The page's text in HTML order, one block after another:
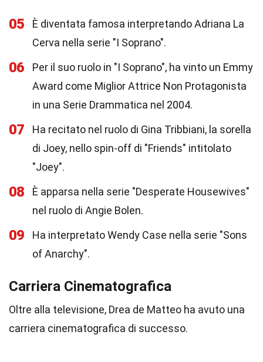
05
È diventata famosa interpretando Adriana La
Cerva nella serie "I Soprano".
06
Per il suo ruolo in "I Soprano", ha vinto un Emmy
Award come Miglior Attrice Non Protagonista
in una Serie Drammatica nel 2004.
07
Ha recitato nel ruolo di Gina Tribbiani, la sorella
di Joey, nello spin-off di "Friends" intitolato
"Joey".
08
È apparsa nella serie "Desperate Housewives"
nel ruolo di Angie Bolen.
09
Ha interpretato Wendy Case nella serie "Sons
of Anarchy".
Carriera Cinematografica
Oltre alla televisione, Drea de Matteo ha avuto una
carriera cinematografica di successo.